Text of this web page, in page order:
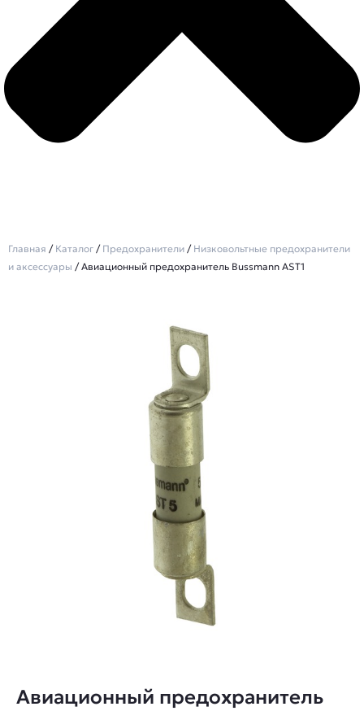
Главная / Каталог / Предохранители / Низковольтные предохранители
и аксессуары / Авиационный предохранитель Bussmann AST1
Авиационный предохранитель